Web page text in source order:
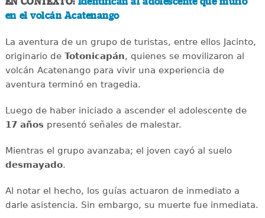
EN CONTEXTO: Identifican al adolescente que murió
en el volcán Acatenango
La aventura de un grupo de turistas, entre ellos Jacinto,
originario de Totonicapán, quienes se movilizaron al
volcán Acatenango para vivir una experiencia de
aventura terminó en tragedia.
Luego de haber iniciado a ascender el adolescente de
17 añospresentó señales de malestar.
Mientras el grupo avanzaba; el joven cayó al suelo
desmayado.
Al notar el hecho, los guías actuaron de inmediato a
darle asistencia. Sin embargo, su muerte fue inmediata.